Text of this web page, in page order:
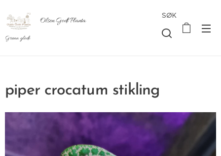
Olsen Godt Planta
Grønn glede
SØK
piper crocatum stikling